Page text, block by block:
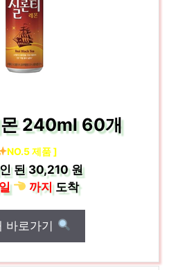
몬 240ml 60개
NO.5 제품 ]
된30,210 원
까지도착
바로가기